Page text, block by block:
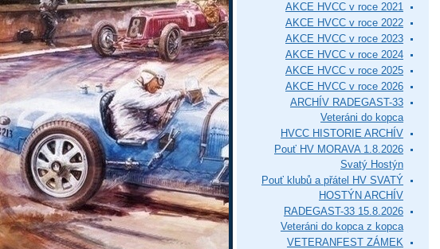
AKCE HVCC v roce 2021
AKCE HVCC v roce 2022
AKCE HVCC v roce 2023
AKCE HVCC v roce 2024
AKCE HVCC v roce 2025
AKCE HVCC v roce 2026
ARCHÍV RADEGAST-33
Veteráni do kopca
HVCC HISTORIE ARCHÍV
Pouť HV MORAVA 1.8.2026
Svatý Hostýn
Pouť klubů a přátel HV SVATÝ
HOSTÝN ARCHÍV
RADEGAST-33 15.8.2026
Veteráni do kopca z kopca
VETERANFEST ZÁMEK